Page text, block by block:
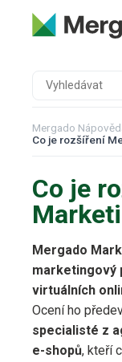
Mergado
Co je rozšíření
Co je
Mergado
marketingový
virtuálních
Ocení ho
specialisté z
e-shopů, kteří